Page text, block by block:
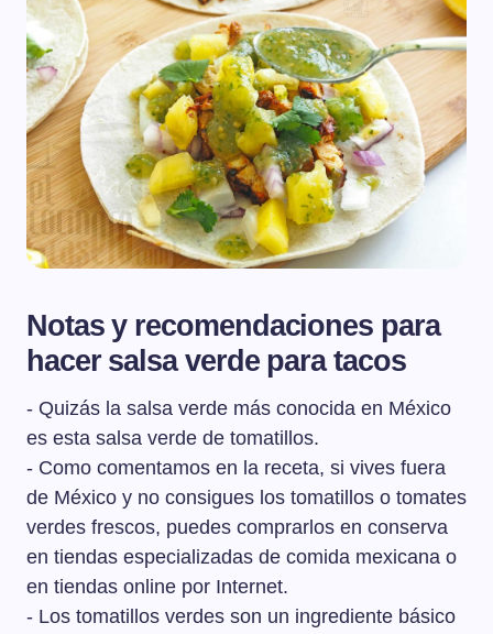
Notas y recomendaciones para
hacer salsa verde para tacos
- Quizás la salsa verde más conocida en México
es esta salsa verde de tomatillos.
- Como comentamos en la receta, si vives fuera
de México y no consigues los tomatillos o tomates
verdes frescos, puedes comprarlos en conserva
en tiendas especializadas de comida mexicana o
en tiendas online por Internet.
- Los tomatillos verdes son un ingrediente básico